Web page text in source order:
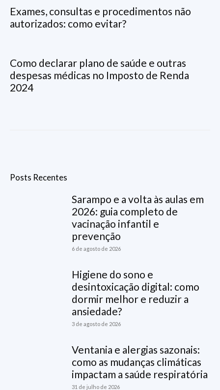
Exames, consultas e procedimentos não
autorizados: como evitar?
Como declarar plano de saúde e outras
despesas médicas no Imposto de Renda
2024
Posts Recentes
Sarampo e a volta às aulas em
2026: guia completo de
vacinação infantil e
prevenção
6 de agosto de 2026
Higiene do sono e
desintoxicação digital: como
dormir melhor e reduzir a
ansiedade?
3 de agosto de 2026
Ventania e alergias sazonais:
como as mudanças climáticas
impactam a saúde respiratória
31 de julho de 2026